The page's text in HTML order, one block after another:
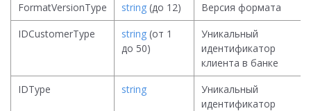
FormatVersionType
string (до 12)
Версия формата
IDCustomerType
string (от 1
до 50)
Уникальный
идентификатор
клиента в банке
IDType
string
Уникальный
идентификатор